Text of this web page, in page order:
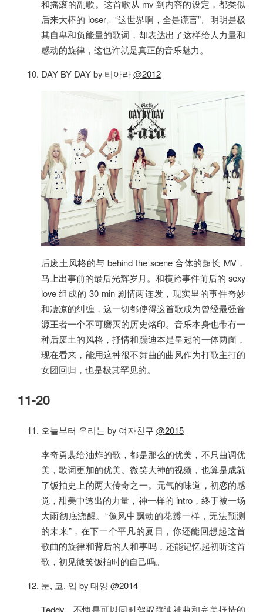
和摇滚的副歌。这首歌从 mv 到内容的设定，都类似
后来大棒的 loser。“这世界啊，全是谎言”。明明是极
其自卑和负能量的歌词，却表达出了这样给人力量和
感动的旋律，这也许就是真正的音乐魅力。
DAY BY DAY by 티아라@2012
后废土风格的与 behind the scene 合体的超长 MV，
马上出事前的最后光辉岁月。和横跨事件前后的 sexy
love 组成的 30 min 剧情两连发，现实里的事件奇妙
和凄凉的纠缠，这一切都使得这首歌成为曾经最强音
源王者一个不可磨灭的历史烙印。音乐本身也带有一
种后废土的风格，抒情和蹦迪本是皇冠的一体两面，
现在看来，能用这种很不舞曲的曲风作为打歌主打的
女团回归，也是极其罕见的。
11-20
오늘부터 우리는 by 여자친구 @2015
李奇勇裴给油炸的歌，都是那么的优美，不只曲调优
美，歌词更加的优美。微笑大神的视频，也算是成就
了饭拍史上的两大传奇之一。元气的味道，初恋的感
觉，甜美中透出的力量，神一样的 intro，终于被一场
大雨彻底浇醒。“像风中飘动的花瓣一样，无法预测
的未来”，在下一个平凡的夏日，你还能回想起这首
歌曲的旋律和背后的人和事吗，还能记忆起初听这首
歌，初见微笑饭拍时的自己吗。
눈, 코, 입 by 태양@2014
Teddy，不愧是可以同时驾驭蹦迪神曲和完美抒情的